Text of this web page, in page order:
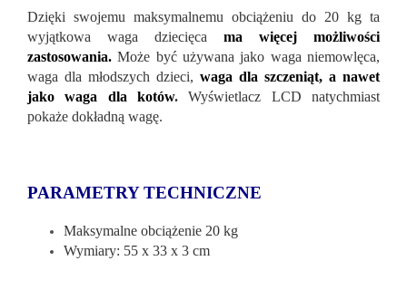
Dzięki swojemu maksymalnemu obciążeniu do 20 kg ta
wyjątkowa waga dziecięca ma więcej możliwości
zastosowania. Może być używana jako waga niemowlęca,
waga dla młodszych dzieci, waga dla szczeniąt, a nawet
jako waga dla kotów.Wyświetlacz LCD natychmiast
pokaże dokładną wagę.
PARAMETRY TECHNICZNE
Maksymalne obciążenie 20 kg
Wymiary: 55 x 33 x 3 cm